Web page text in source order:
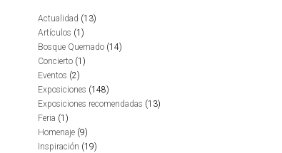
Actualidad (13)
Artículos (1)
Bosque Quemado (14)
Concierto (1)
Eventos (2)
Exposiciones (148)
Exposiciones recomendadas (13)
Feria (1)
Homenaje (9)
Inspiración (19)